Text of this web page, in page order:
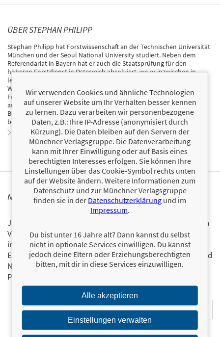
ÜBER STEPHAN PHILIPP
Stephan Philipp hat Forstwissenschaft an der Technischen Universität
München und der Seoul National University studiert. Neben dem
Referendariat in Bayern hat er auch die Staatsprüfung für den
höheren Forstdienst in Österreich absolviert, wo er inzwischen in
leitender Funktion tätig ist. Seine umfangreichen Erfahrungen in der
Waldbewirtschaftung, von welchen er auch schon in
Fernsehinterviews und Radiobeiträgen berichten konnte, halfen ihm
auch bei seiner zweiten großen Leidenschaft, dem Investieren an den
Börsen rund um die Welt. Auch hier konnte er schon in einem
bekannten YouTube-Format auftreten.
Zum Profil von Stephan Philipp
NEWSLETTER FINANZBUCH VERLAG
Ja, ich will mit dem kostenlosen Newsletter des FinanzBuch
Verlags über die aktuellen Trends im Finanzbereich
informiert bleiben.
Einmal pro Monat landen die aktuellsten Entwicklungen und
Neuerscheinungen via Newsletter direkt in Ihrem E-Mail-
Postfach.
Wir verwenden Cookies und ähnliche Technologien
auf unserer Website um Ihr Verhalten besser kennen
zu lernen. Dazu verarbeiten wir personenbezogene
Daten, z.B.: Ihre IP-Adresse (anonymisiert durch
Kürzung). Die Daten bleiben auf den Servern der
Münchner Verlagsgruppe. Die Datenverarbeitung
kann mit Ihrer Einwilligung oder auf Basis eines
berechtigten Interesses erfolgen. Sie können Ihre
Einstellungen über das Cookie-Symbol rechts unten
auf der Website ändern. Weitere Informationen zum
Datenschutz und zur Münchner Verlagsgruppe
finden sie in der Datenschutzerklärung und im
Impressum.
Du bist unter 16 Jahre alt? Dann kannst du selbst
nicht in optionale Services einwilligen. Du kannst
jedoch deine Eltern oder Erziehungsberechtigten
bitten, mit dir in diese Services einzuwilligen.
Alle akzeptieren
Einstellungen verwalten